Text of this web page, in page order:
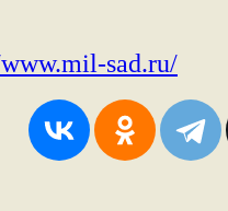
sad.ru/